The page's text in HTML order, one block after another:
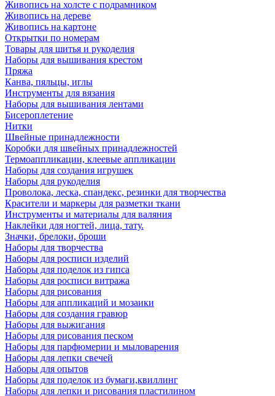
Живопись на холсте с подрамником
Живопись на дереве
Живопись на картоне
Открытки по номерам
Товары для шитья и рукоделия
Наборы для вышивания крестом
Пряжа
Канва, пяльцы, иглы
Инструменты для вязания
Наборы для вышивания лентами
Бисероплетение
Нитки
Швейные принадлежности
Коробки для швейных принадлежностей
Термоаппликации, клеевые аппликации
Наборы для создания игрушек
Наборы для рукоделия
Проволока, леска, спандекс, резинки для творчества
Красители и маркеры для разметки ткани
Инструменты и материалы для валяния
Наклейки для ногтей, лица, тату.
Значки, брелоки, броши
Наборы для творчества
Наборы для росписи изделий
Наборы для поделок из гипса
Наборы для росписи витража
Наборы для рисования
Наборы для аппликаций и мозаики
Наборы для создания гравюр
Наборы для выжигания
Наборы для рисования песком
Наборы для парфюмерии и мыловарения
Наборы для лепки свечей
Наборы для опытов
Наборы для поделок из бумаги,квиллинг
Наборы для лепки и рисования пластилином